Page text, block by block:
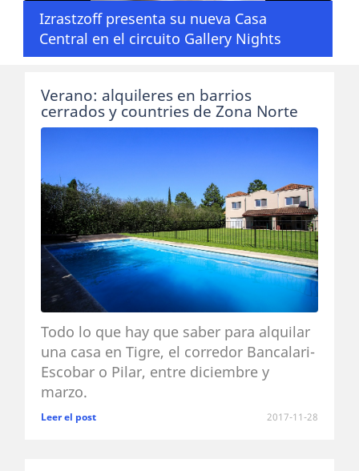
Izrastzoff presenta su nueva Casa
Central en el circuito Gallery Nights
Verano: alquileres en barrios
cerrados y countries de Zona Norte
Todo lo que hay que saber para alquilar
una casa en Tigre, el corredor Bancalari-
Escobar o Pilar, entre diciembre y
marzo.
Leer el post 2017-11-28